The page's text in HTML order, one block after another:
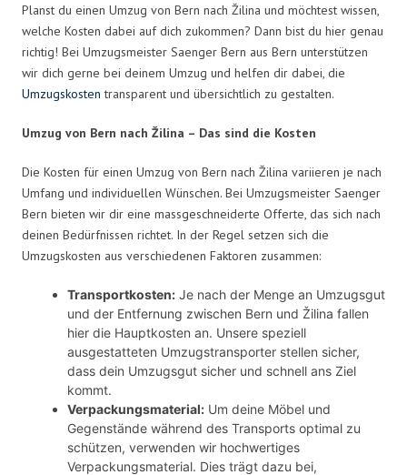
Planst du einen Umzug von Bern nach Žilina und möchtest wissen,
welche Kosten dabei auf dich zukommen? Dann bist du hier genau
richtig! Bei Umzugsmeister Saenger Bern aus Bern unterstützen
wir dich gerne bei deinem Umzug und helfen dir dabei, die
Umzugskosten transparent und übersichtlich zu gestalten.
Umzug von Bern nach Žilina – Das sind die Kosten
Die Kosten für einen Umzug von Bern nach Žilina variieren je nach
Umfang und individuellen Wünschen. Bei Umzugsmeister Saenger
Bern bieten wir dir eine massgeschneiderte Offerte, das sich nach
deinen Bedürfnissen richtet. In der Regel setzen sich die
Umzugskosten aus verschiedenen Faktoren zusammen:
Transportkosten: Je nach der Menge an Umzugsgut
und der Entfernung zwischen Bern und Žilina fallen
hier die Hauptkosten an. Unsere speziell
ausgestatteten Umzugstransporter stellen sicher,
dass dein Umzugsgut sicher und schnell ans Ziel
kommt.
Verpackungsmaterial: Um deine Möbel und
Gegenstände während des Transports optimal zu
schützen, verwenden wir hochwertiges
Verpackungsmaterial. Dies trägt dazu bei,